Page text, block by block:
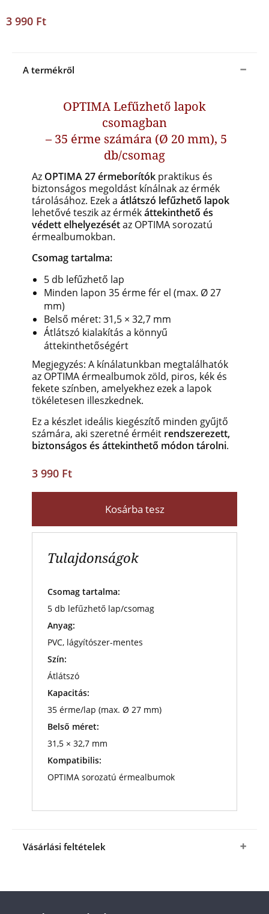
3 990 Ft
A termékről
OPTIMA Lefűzhető lapok
csomagban
– 35 érme számára (Ø 20 mm), 5
db/csomag
Az OPTIMA 27 érmeborítók praktikus és
biztonságos megoldást kínálnak az érmék
tárolásához. Ezek a átlátszó lefűzhető lapok
lehetővé teszik az érmékáttekinthető és
védett elhelyezésétaz OPTIMA sorozatú
érmealbumokban.
Csomag tartalma:
5 db lefűzhető lap
Minden lapon 35 érme fér el (max. Ø 27
mm)
Belső méret: 31,5 × 32,7 mm
Átlátszó kialakítás a könnyű
áttekinthetőségért
Megjegyzés: A kínálatunkban megtalálhatók
az OPTIMA érmealbumok zöld, piros, kék és
fekete színben, amelyekhez ezek a lapok
tökéletesen illeszkednek.
Ez a készlet ideális kiegészítő minden gyűjtő
számára, aki szeretné érméit rendszerezett,
biztonságos és áttekinthető módon tárolni.
3 990 Ft
Kosárba tesz
Tulajdonságok
Csomag tartalma:
5 db lefűzhető lap/csomag
Anyag:
PVC, lágyítószer-mentes
Szín:
Átlátszó
Kapacitás:
35 érme/lap (max. Ø 27 mm)
Belső méret:
31,5 × 32,7 mm
Kompatibilis:
OPTIMA sorozatú érmealbumok
Vásárlási feltételek
lapok csomagbana fenti kedvező áron (+